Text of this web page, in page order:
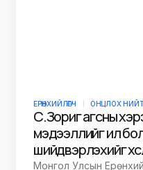
ЕРӨНХИЙЛӨГЧ ОНЦЛОХ
С.Зориг агсны
мэдээллийг ил
шийдвэрлэхийг
Монгол Улсын